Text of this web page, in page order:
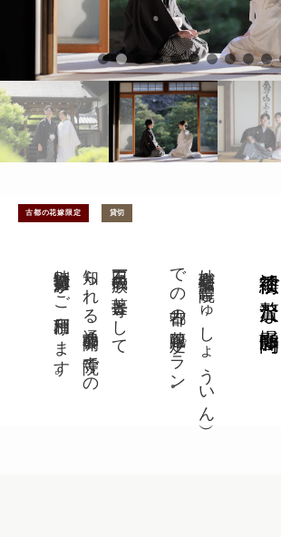
古都の花嫁限定 貸切
襖絵前で贅沢な撮影時間
妙心寺塔頭 壽聖院（じゅしょういん）
での古都の花嫁限定プラン。
石田三成一族の菩提寺として
知られる通常非公開の寺院での
特別貸切撮影がご利用頂けます。